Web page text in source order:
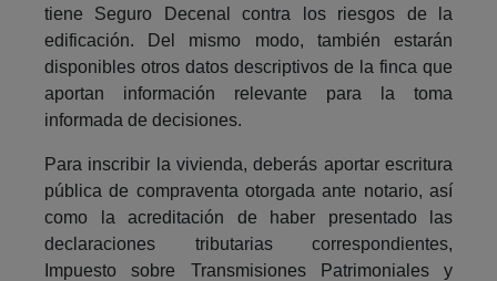
tiene Seguro Decenal contra los riesgos de la
edificación. Del mismo modo, también estarán
disponibles otros datos descriptivos de la finca que
aportan información relevante para la toma
informada de decisiones.
Para inscribir la vivienda, deberás aportar escritura
pública de compraventa otorgada ante notario, así
como la acreditación de haber presentado las
declaraciones tributarias correspondientes,
Impuesto sobre Transmisiones Patrimoniales y